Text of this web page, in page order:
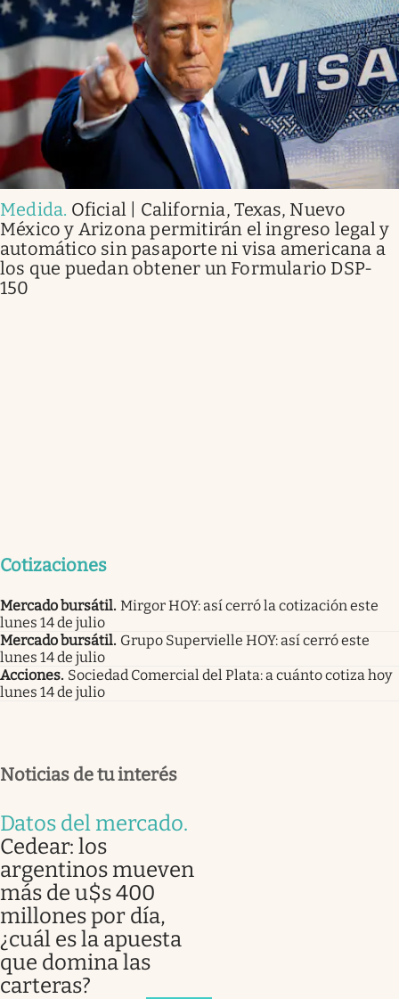
Medida. Oficial | California, Texas, Nuevo
México y Arizona permitirán el ingreso legal y
automático sin pasaporte ni visa americana a
los que puedan obtener un Formulario DSP-
150
Cotizaciones
Mercado bursátil. Mirgor HOY: así cerró la cotización este
lunes 14 de julio
Mercado bursátil. Grupo Supervielle HOY: así cerró este
lunes 14 de julio
Acciones. Sociedad Comercial del Plata: a cuánto cotiza hoy
lunes 14 de julio
Noticias de tu interés
Datos del mercado.
Cedear: los
argentinos mueven
más de u$s 400
millones por día,
¿cuál es la apuesta
que domina las
carteras?